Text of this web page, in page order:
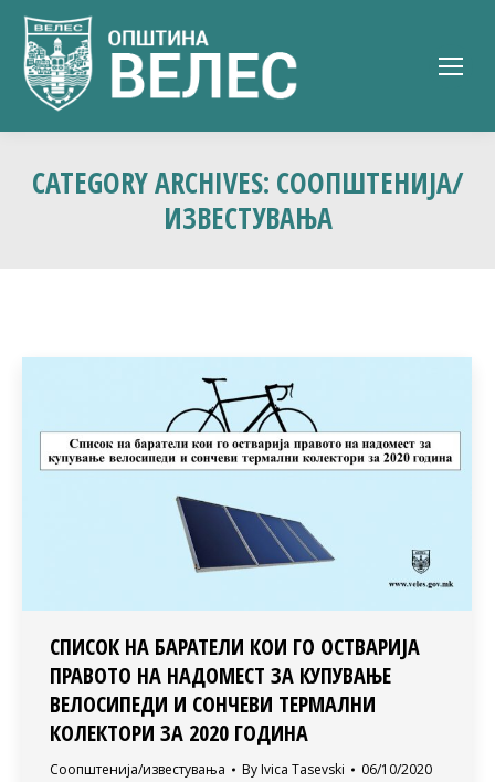
CATEGORY ARCHIVES: СООПШТЕНИЈА/
ИЗВЕСТУВАЊА
СПИСОК НА БАРАТЕЛИ КОИ ГО ОСТВАРИЈА
ПРАВОТО НА НАДОМЕСТ ЗА КУПУВАЊЕ
ВЕЛОСИПЕДИ И СОНЧЕВИ ТЕРМАЛНИ
КОЛЕКТОРИ ЗА 2020 ГОДИНА
Соопштенија/известувања By Ivica Tasevski 06/10/2020